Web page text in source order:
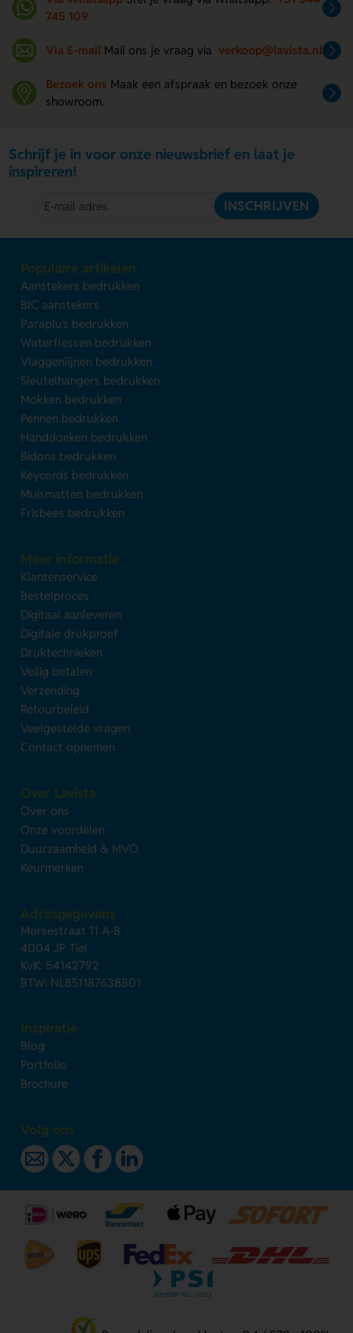
745 109
Via E-mail Mail ons je vraag via verkoop@lavista.nl
Bezoek ons Maak een afspraak en bezoek onze
showroom.
Schrijf je in voor onze nieuwsbrief en laat je
inspireren!
INSCHRIJVEN
Populaire artikelen
Aanstekers bedrukken
BIC aanstekers
Paraplu's bedrukken
Waterflessen bedrukken
Vlaggenlijnen bedrukken
Sleutelhangers bedrukken
Mokken bedrukken
Pennen bedrukken
Handdoeken bedrukken
Bidons bedrukken
Keycords bedrukken
Muismatten bedrukken
Frisbees bedrukken
Meer informatie
Klantenservice
Bestelproces
Digitaal aanleveren
Digitale drukproef
Druktechnieken
Veilig betalen
Verzending
Retourbeleid
Veelgestelde vragen
Contact opnemen
Over Lavista
Over ons
Onze voordelen
Duurzaamheid & MVO
Keurmerken
Adresgegevens
Morsestraat 11 A-B
4004 JP Tiel
KvK: 54142792
BTW: NL851187638B01
Inspiratie
Blog
Portfolio
Brochure
Volg ons